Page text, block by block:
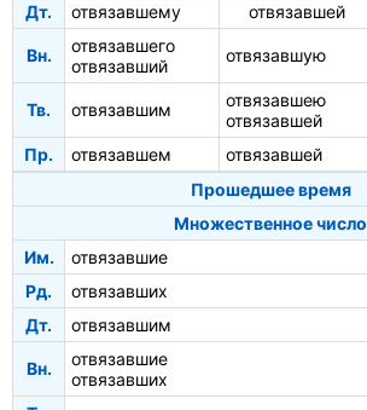
Дт.
отвязавшему отвязавшей
Вн.
отвязавшего
отвязавший
отвязавшую
Тв. отвязавшим
отвязавшею
отвязавшей
Пр. отвязавшем отвязавшей
Прошедшее время
Множественное число
Им.
отвязавшие
Рд.
отвязавших
Дт.
отвязавшим
Вн.
отвязавшие
отвязавших